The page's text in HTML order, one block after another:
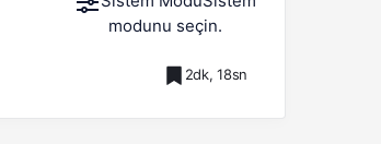
modunu seçin.
2dk, 18sn